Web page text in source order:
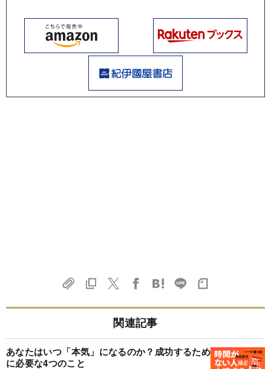
関連記事
あなたはいつ「本気」になるのか？成功するため
に必要な4つのこと